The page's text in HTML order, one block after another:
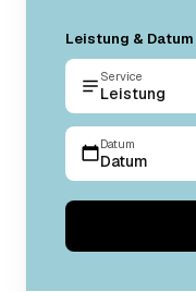
Leistung &
Service
Leistung
Datum
Datum